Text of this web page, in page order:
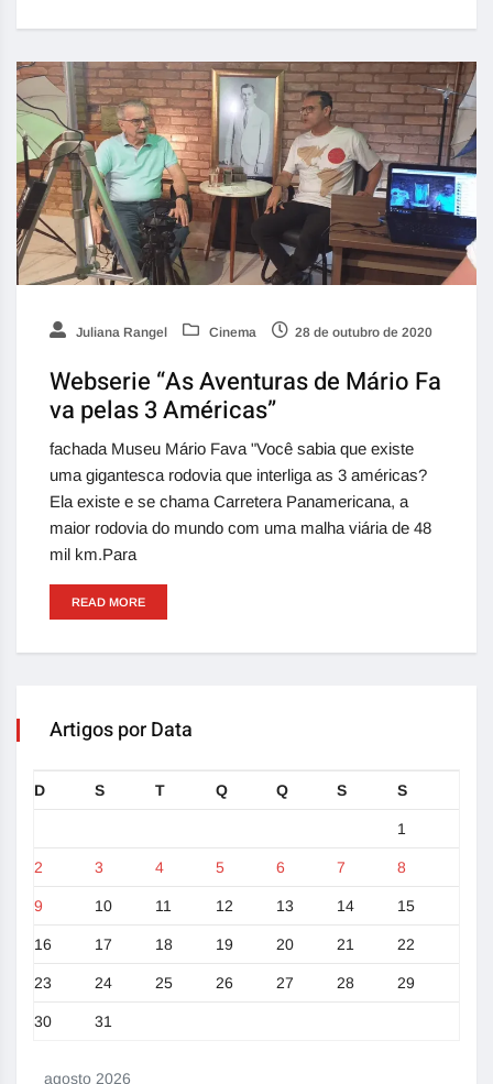
Juliana Rangel Cinema 28 de outubro de 2020
Webserie “As Aventuras de Mário Fa
va pelas 3 Américas”
fachada Museu Mário Fava "Você sabia que existe
uma gigantesca rodovia que interliga as 3 américas?
Ela existe e se chama Carretera Panamericana, a
maior rodovia do mundo com uma malha viária de 48
mil km.Para
READ MORE
Artigos por Data
agosto 2026
D S T Q Q S S
1
2 3 4 5 6 7 8
9 10 11 12 13 14 15
16 17 18 19 20 21 22
23 24 25 26 27 28 29
30 31